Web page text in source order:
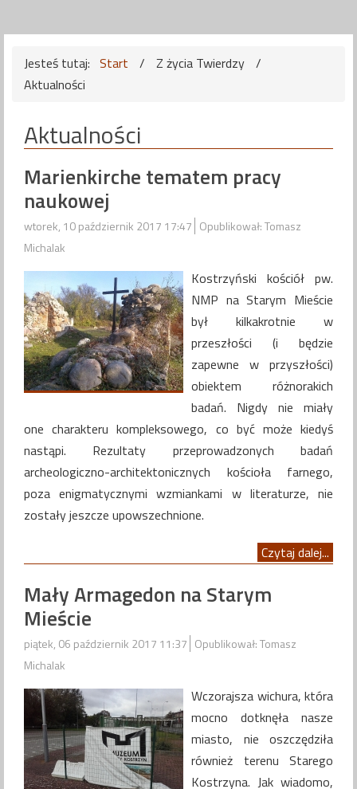
Jesteś tutaj: Start / Z życia Twierdzy /
Aktualności
Aktualności
Marienkirche tematem pracy
naukowej
wtorek, 10 październik 2017 17:47 Opublikował: Tomasz
Michalak
Kostrzyński kościół pw.
NMP na Starym Mieście
był kilkakrotnie w
przeszłości (i będzie
zapewne w przyszłości)
obiektem różnorakich
badań. Nigdy nie miały
one charakteru kompleksowego, co być może kiedyś
nastąpi. Rezultaty przeprowadzonych badań
archeologiczno-architektonicznych kościoła farnego,
poza enigmatycznymi wzmiankami w literaturze, nie
zostały jeszcze upowszechnione.
Czytaj dalej...
Mały Armagedon na Starym
Mieście
piątek, 06 październik 2017 11:37 Opublikował: Tomasz
Michalak
Wczorajsza wichura, która
mocno dotknęła nasze
miasto, nie oszczędziła
również terenu Starego
Kostrzyna. Jak wiadomo,